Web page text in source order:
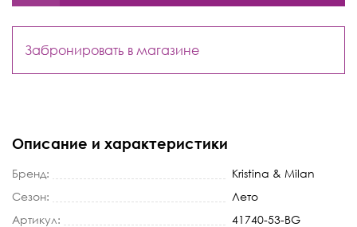
Забронировать в магазине
Описание и характеристики
Бренд:
Kristina & Milan
Сезон:
Лето
Артикул:
41740-53-BG